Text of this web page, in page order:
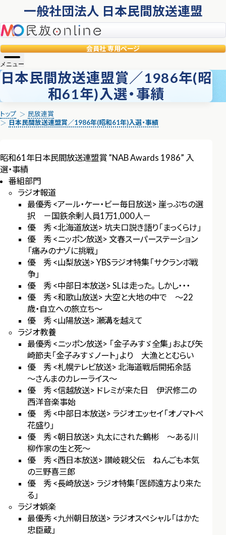
一般社団法人 日本民間放送連盟
会員社専用ページ
メニュー
日本民間放送連盟賞／1986年(昭
和61年)入選・事績
トップ
民放連賞
日本民間放送連盟賞／1986年(昭和61年)入選・事績
昭和61年日本民間放送連盟賞 ”NAB Awards 1986” 入
選・事績
番組部門
ラジオ報道
最優秀 <アール・ケー・ビー毎日放送> 崖っぷちの選
択 －国鉄余剰人員1万1,000人－
優 秀 <北海道放送> 坑夫口説き語り「まっくらけ」
優 秀 <ニッポン放送> 文春スーパーステーション
「痛みのナゾに挑戦」
優 秀 <山梨放送> YBSラジオ特集「サクランボ戦
争」
優 秀 <中部日本放送> SLは走った。しかし・・・
優 秀 <和歌山放送> 大空と大地の中で ～22
歳・自立への旅立ち～
優 秀 <山陽放送> 瀬溝を越えて
ラジオ教養
最優秀 <ニッポン放送> 「金子みすゞ全集」および矢
崎節夫「金子みすゞノート」より 大漁ととむらい
優 秀 <札幌テレビ放送> 北海道戦后開拓余話
～さんまのカレーライス～
優 秀 <信越放送> ドレミが来た日 伊沢修二の
西洋音楽事始
優 秀 <中部日本放送> ラジオエッセイ「オノマトペ
花盛り」
優 秀 <朝日放送> 丸太にされた鶴彬 ～ある川
柳作家の生と死～
優 秀 <西日本放送> 讃岐親父伝 ねんごも本気
の三野喜三郎
優 秀 <長崎放送> ラジオ特集「医師遠方より来た
る」
ラジオ娯楽
最優秀 <九州朝日放送> ラジオスペシャル「はかた
忠臣蔵」